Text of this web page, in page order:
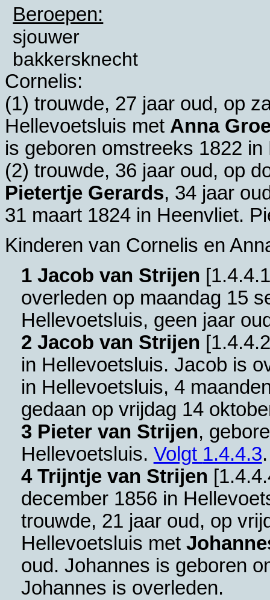
Beroepen:
sjouwer
bakkersknecht
Cornelis:
(1) trouwde, 27 jaar oud, op
Hellevoetsluis met Anna
is geboren omstreeks 1822 in
(2) trouwde, 36 jaar oud, op
Pietertje Gerards, 34 jaar
31 maart 1824 in Heenvliet.
Kinderen van Cornelis en
1 Jacob van Strijen [1.4.4.1
overleden op maandag 15
Hellevoetsluis, geen jaar
2 Jacob van Strijen [1.4.4.2
in Hellevoetsluis. Jacob is
in Hellevoetsluis, 4
gedaan op vrijdag 14
3 Pieter van Strijen,
Hellevoetsluis. Volgt 1.4.4.3.
4 Trijntje van Strijen [
december 1856 in
trouwde, 21 jaar oud, op
Hellevoetsluis met
oud. Johannes is geboren
Johannes is overleden.